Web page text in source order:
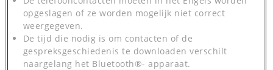
opgeslagen of ze worden mogelijk niet correct
weergegeven.
De tijd die nodig is om contacten of de
gespreksgeschiedenis te downloaden verschilt
naargelang het Bluetooth®- apparaat.